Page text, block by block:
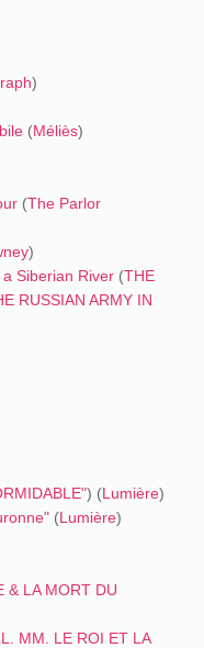
)
(Méliès)
(The Parlor
)
Siberian River (THE
RUSSIAN ARMY IN
) (Lumière)
(Lumière)
& LA MORT DU
MM. LE ROI ET LA